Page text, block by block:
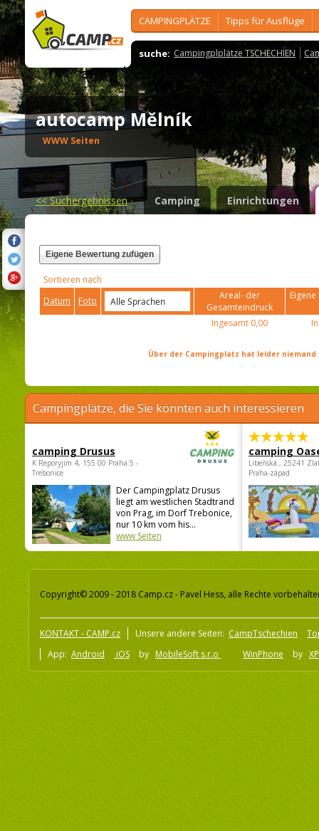
CAMPINGPLÄTZE Tipps für Ausflüge
suche: Campingplplätze TSCHECHIEN
autocamp Mělník
WWW Seiten
<<Suchergebnissen Camping Einrichtungen
Eigene Bewertung zufügen
Sortieren nach
Datum
Foto
Areal- der
Gesamteindruck
Ingesamt 0,00
Über der Campingplatz hat leider
Campingplätze, die Sie könnten auch interessieren
camping Drusus
K Reporyjim 4, 155 00 Praha 5 -
Trebonice
Der Campingplatz Drusus
liegt am westlichen Stadtrand
von Prag, im Dorf Trebonice,
nur 10 km vom his...
www Seiten
camping
Libeňská , 25241
Praha-západ
Copyright© 2009 - 2018 Camp.cz - Pavel Hess, alle Rechte
KONTAKT - CAMP.cz Unsere andere Seiten: CampTschechien
App: Android iOS by MobileSoft s.r.o WinPhone by